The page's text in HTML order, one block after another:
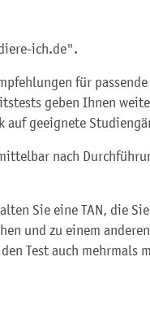
ich.de".
für
geben Ihnen
auf geeignete
nach
Sie eine TAN, die
und zu einem
Test auch mehrmals